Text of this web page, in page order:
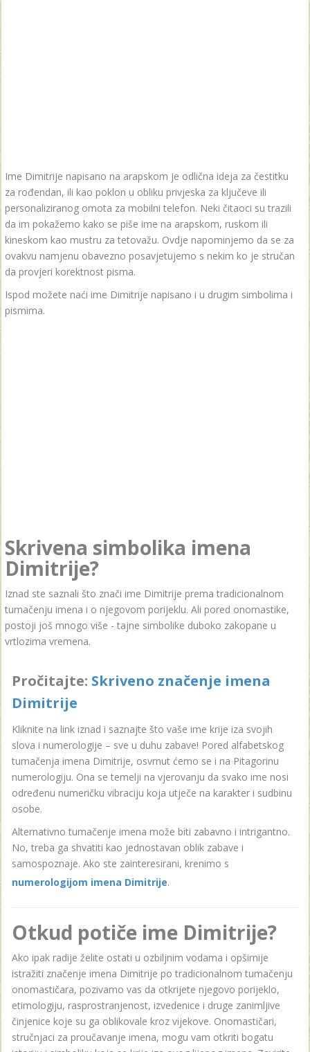
Ime Dimitrije napisano na arapskom je odlična ideja za čestitku
za rođendan, ili kao poklon u obliku privjeska za ključeve ili
personaliziranog omota za mobilni telefon. Neki čitaoci su trazili
da im pokažemo kako se piše ime na arapskom, ruskom ili
kineskom kao mustru za tetovažu. Ovdje napominjemo da se za
ovakvu namjenu obavezno posavjetujemo s nekim ko je stručan
da provjeri korektnost pisma.
Ispod možete naći ime Dimitrije napisano i u drugim simbolima i
pismima.
Skrivena simbolika imena
Dimitrije?
Iznad ste saznali što znači ime Dimitrije prema tradicionalnom
tumačenju imena i o njegovom porijeklu. Ali pored onomastike,
postoji još mnogo više - tajne simbolike duboko zakopane u
vrtlozima vremena.
Pročitajte: Skriveno značenje imena
Dimitrije
Kliknite na link iznad i saznajte što vaše ime krije iza svojih
slova i numerologije – sve u duhu zabave! Pored alfabetskog
tumačenja imena Dimitrije, osvrnut ćemo se i na Pitagorinu
numerologiju. Ona se temelji na vjerovanju da svako ime nosi
određenu numeričku vibraciju koja utječe na karakter i sudbinu
osobe.
Alternativno tumačenje imena može biti zabavno i intrigantno.
No, treba ga shvatiti kao jednostavan oblik zabave i
samospoznaje. Ako ste zainteresirani, krenimo s
numerologijom imena Dimitrije.
Otkud potiče ime Dimitrije?
Ako ipak radije želite ostati u ozbiljnim vodama i opširnije
istražiti značenje imena Dimitrije po tradicionalnom tumačenju
onomastičara, pozivamo vas da otkrijete njegovo porijeklo,
etimologiju, rasprostranjenost, izvedenice i druge zanimljive
činjenice koje su ga oblikovale kroz vijekove. Onomastičari,
stručnjaci za proučavanje imena, mogu vam otkriti bogatu